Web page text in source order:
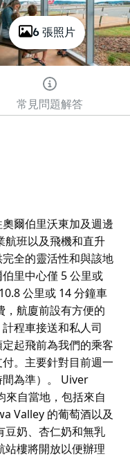
6 張照片
常見問題解答
爾伯里沃東加及週邊
航班以及飛機和直升
全的靈活性和與該地
里中心僅 5 公里或
公里或 14 分鐘車
，航廈前設有方便的
程車接送和私人司
起飛前為我們的乘客
。主要針對目前週一
為準）。 Uiver
來自當地，包括來自
Valley 的葡萄酒以及
奶、杏仁奶和無乳
站樓將開放以便辦理